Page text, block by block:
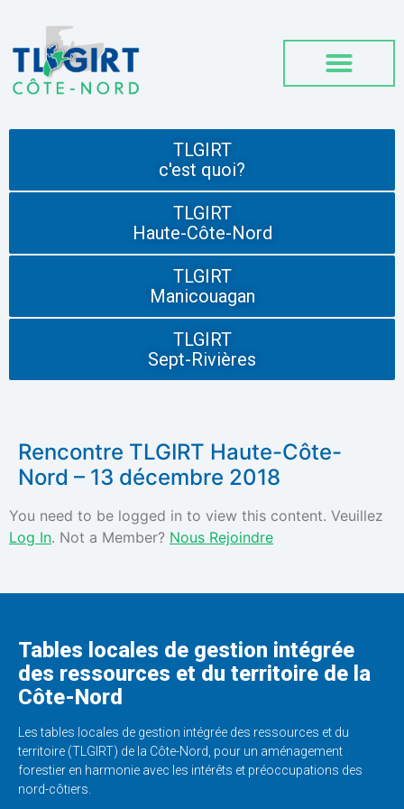
TLGIRT
c'est quoi?
TLGIRT
Haute-Côte-Nord
TLGIRT
Manicouagan
TLGIRT
Sept-Rivières
Rencontre TLGIRT Haute-Côte-
Nord – 13 décembre 2018
You need to be logged in to view this content. Veuillez
Log In. Not a Member? Nous Rejoindre
Tables locales de gestion intégrée
des ressources et du territoire de la
Côte-Nord
Les tables locales de gestion intégrée des ressources et du
territoire (TLGIRT) de la Côte-Nord, pour un aménagement
forestier en harmonie avec les intérêts et préoccupations des
nord-côtiers.